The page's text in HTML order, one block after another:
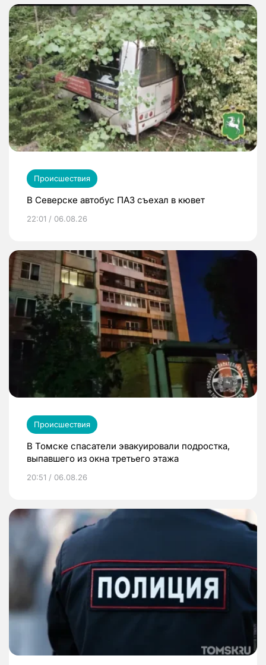
Происшествия
В Северске автобус ПАЗ съехал в кювет
22:01 / 06.08.26
Происшествия
В Томске спасатели эвакуировали подростка,
выпавшего из окна третьего этажа
20:51 / 06.08.26